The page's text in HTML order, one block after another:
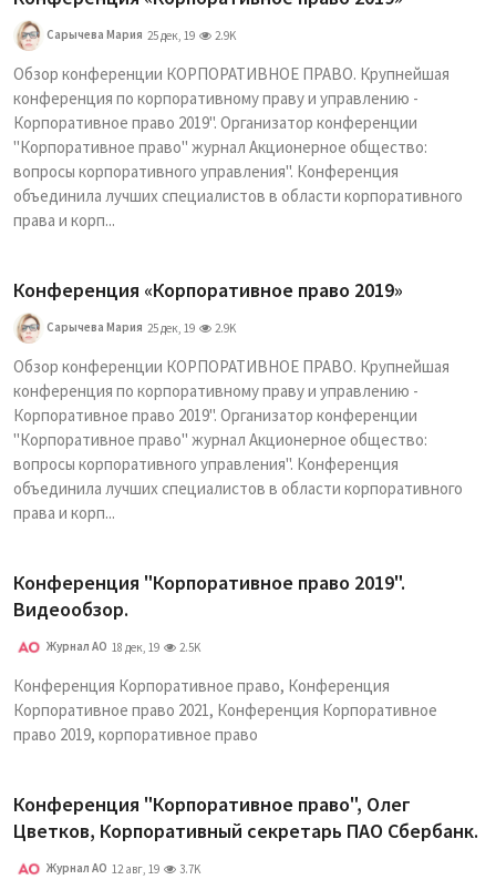
Сарычева Мария 25 дек, 19 2.9K
Обзор конференции КОРПОРАТИВНОЕ ПРАВО. Крупнейшая
конференция по корпоративному праву и управлению -
Корпоративное право 2019". Организатор конференции
"Корпоративное право" журнал Акционерное общество:
вопросы корпоративного управления". Конференция
объединила лучших специалистов в области корпоративного
права и корп...
Конференция «Корпоративное право 2019»
Сарычева Мария 25 дек, 19 2.9K
Обзор конференции КОРПОРАТИВНОЕ ПРАВО. Крупнейшая
конференция по корпоративному праву и управлению -
Корпоративное право 2019". Организатор конференции
"Корпоративное право" журнал Акционерное общество:
вопросы корпоративного управления". Конференция
объединила лучших специалистов в области корпоративного
права и корп...
Конференция "Корпоративное право 2019".
Видеообзор.
Журнал АО 18 дек, 19 2.5K
Конференция Корпоративное право, Конференция
Корпоративное право 2021, Конференция Корпоративное
право 2019, корпоративное право
Конференция "Корпоративное право", Олег
Цветков, Корпоративный секретарь ПАО Сбербанк.
Журнал АО 12 авг, 19 3.7K